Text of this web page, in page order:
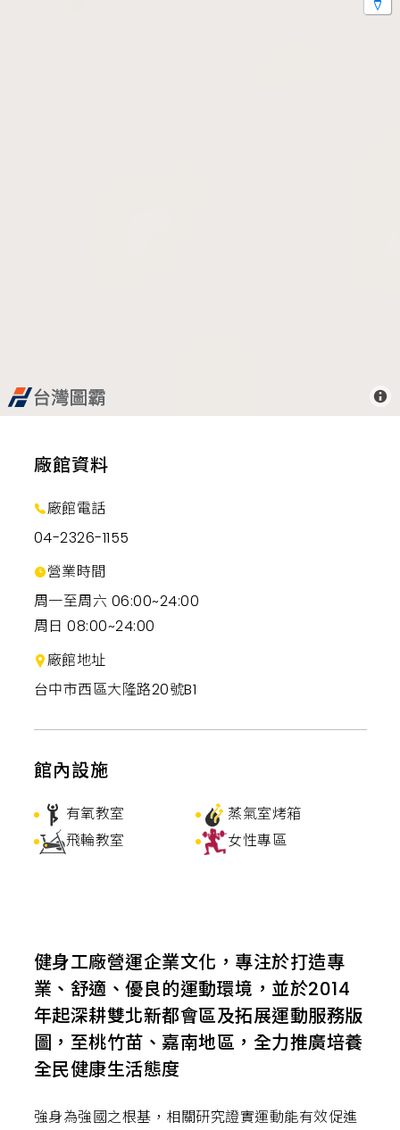
廠館資料
廠館電話
04-2326-1155
營業時間
周一至周六 06:00~24:00
周日 08:00~24:00
廠館地址
台中市西區大隆路20號B1
館內設施
有氧教室
蒸氣室烤箱
飛輪教室
女性專區
健身工廠營運企業文化，專注於打造專
業、舒適、優良的運動環境，並於2014
年起深耕雙北新都會區及拓展運動服務版
圖，至桃竹苗、嘉南地區，全力推廣培養
全民健康生活態度
強身為強國之根基，相關研究證實運動能有效促進